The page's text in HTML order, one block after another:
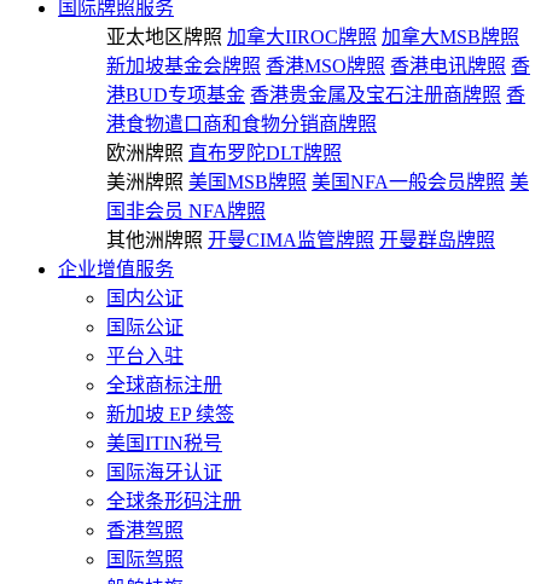
国际牌照服务
亚太地区牌照 加拿大IIROC牌照 加拿大MSB牌照
新加坡基金会牌照 香港MSO牌照 香港电讯牌照 香
港BUD专项基金 香港贵金属及宝石注册商牌照 香
港食物遣口商和食物分销商牌照
欧洲牌照 直布罗陀DLT牌照
美洲牌照 美国MSB牌照 美国NFA一般会员牌照 美
国非会员 NFA牌照
其他洲牌照 开曼CIMA监管牌照 开曼群岛牌照
企业增值服务
国内公证
国际公证
平台入驻
全球商标注册
新加坡 EP 续签
美国ITIN税号
国际海牙认证
全球条形码注册
香港驾照
国际驾照